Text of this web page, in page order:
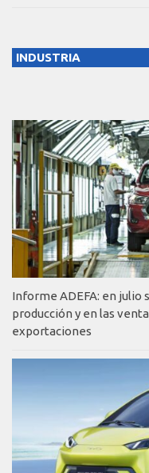
INDUSTRIA
Informe ADEFA: en julio
producción y en las
exportaciones